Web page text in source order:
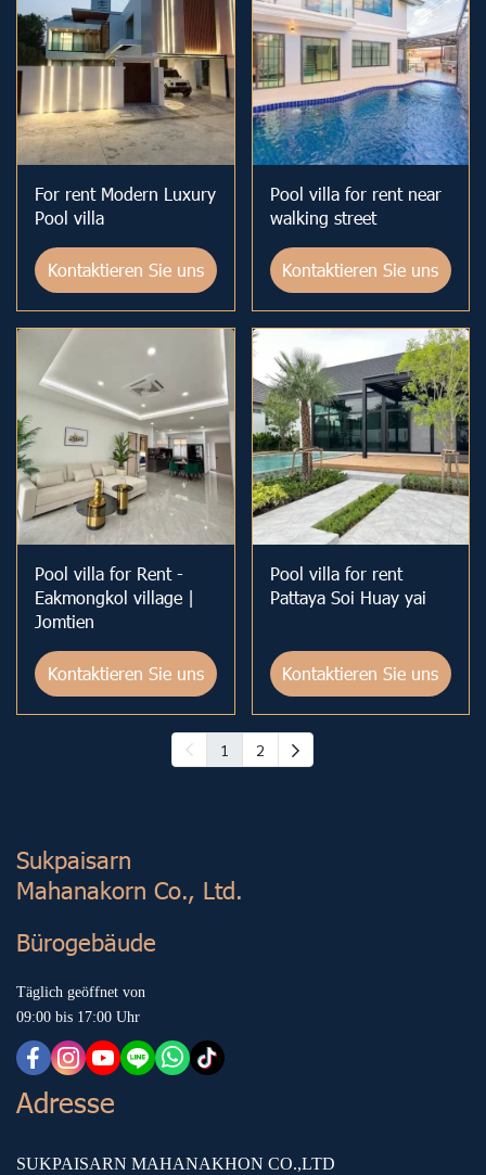
For rent Modern Luxury
Pool villa
Kontaktieren Sie uns
Pool villa for rent near
walking street
Kontaktieren Sie uns
Pool villa for Rent -
Eakmongkol village |
Jomtien
Kontaktieren Sie uns
Pool villa for rent
Pattaya Soi Huay yai
Kontaktieren Sie uns
1 2
Sukp aisarn
Mahanakorn Co., Ltd.
Bürogebäude
Täglich geöffnet von
09:00 bis 17:00 Uhr
Adresse
SUKPAISARN MAHANAKHON CO.,LTD